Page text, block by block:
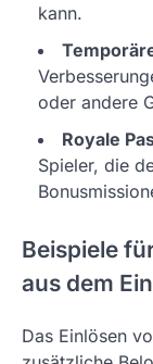
kann.
oder andere
Royale
Spieler, die
Beispiele
aus dem
Das Einlösen